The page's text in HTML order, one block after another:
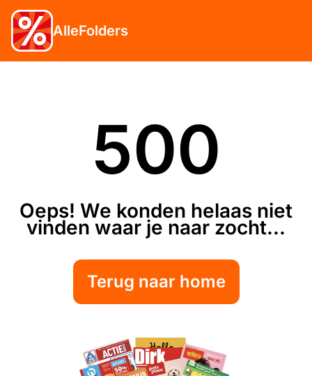
AlleFolders
500
Oeps! We konden helaas niet
vinden waar je naar zocht...
Terug naar home